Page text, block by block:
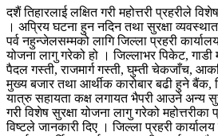
दशैं तिहारलाई लक्षित गरी महोत्तरी प्रहरीले
। अप्रिय घटना हुन नदिन तथा सुरक्षा
पर्व नहुन्जेलसम्मको लागि जिल्ला प्रहरी
योजना लागु गरेको हो । जिल्लाभर पिकेट, गाडी
पैदल गस्ती, राजमार्ग गस्ती, घुम्ती चेकजाँच,
मुख्य बजार तथा आर्थीक कारोबार बढी हुने बैंक,
यात्रु सहायता कक्ष लगायत भैपरी आउने अन्य
गरी विशेष सुरक्षा योजना लागु गरेको
विष्टले जानकारी दिए । जिल्ला प्रहरी कार्यालय